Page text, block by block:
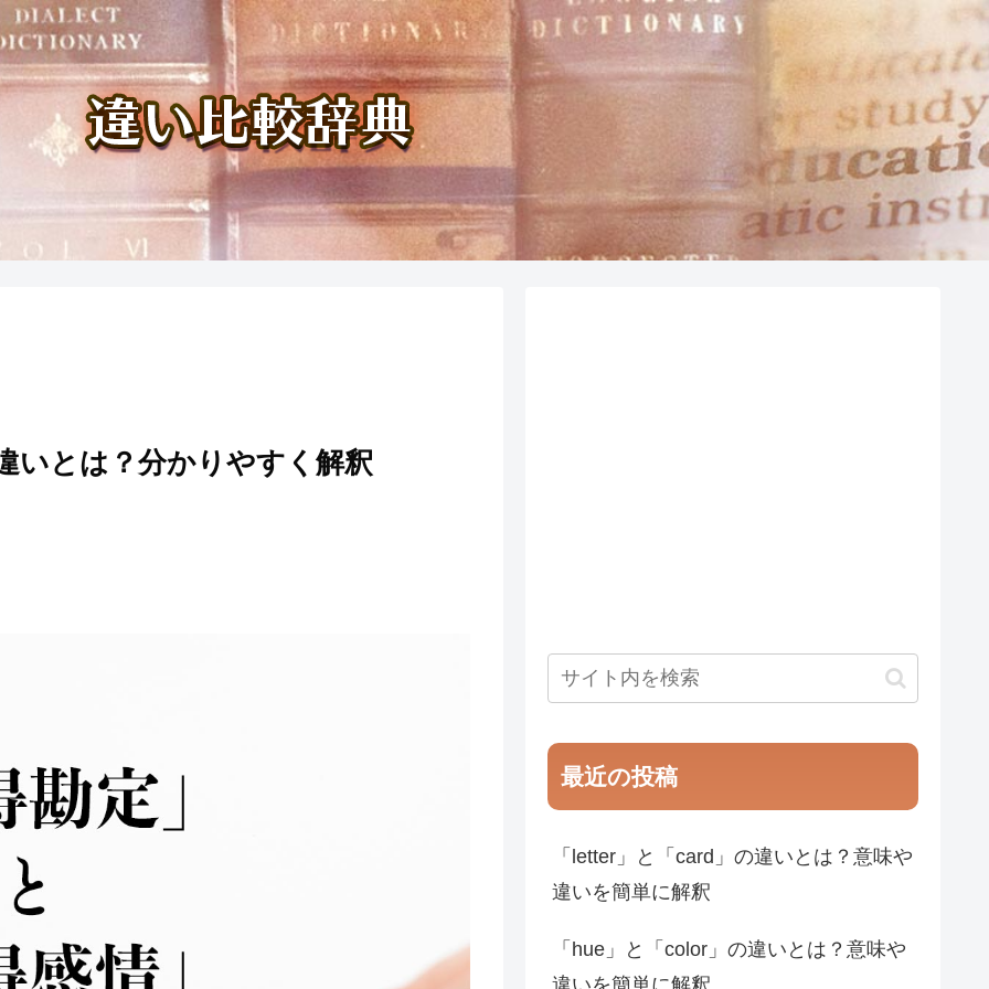
いとは？分かりやすく解釈
最近の投稿
「letter」と「card」の違いとは？意味や
違いを簡単に解釈
「hue」と「color」の違いとは？意味や